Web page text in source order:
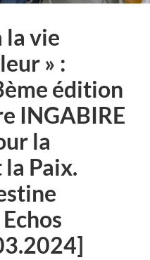
la vie
» :
édition
INGABIRE
la
Paix.